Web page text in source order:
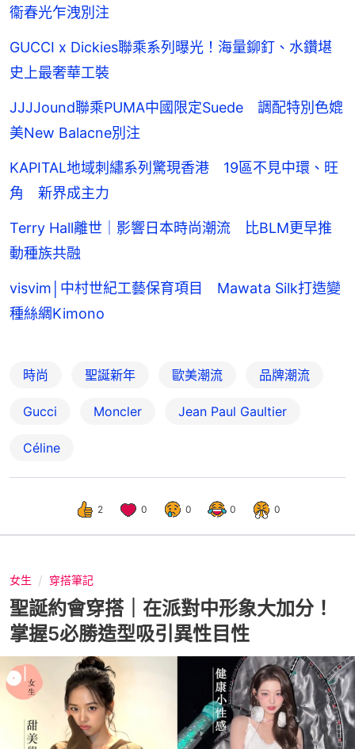
衞春光乍洩別注
GUCCI x Dickies聯乘系列曝光！海量鉚釘、水鑽堪
史上最奢華工裝
JJJJound聯乘PUMA中國限定Suede 調配特別色媲
美New Balacne別注
KAPITAL地域刺繡系列驚現香港 19區不見中環、旺
角 新界成主力
Terry Hall離世｜影響日本時尚潮流 比BLM更早推
動種族共融
visvim│中村世紀工藝保育項目 Mawata Silk打造變
種絲綢Kimono
時尚 聖誕新年 歐美潮流 品牌潮流
Gucci Moncler Jean Paul Gaultier
Céline
2 0 0 0 0
女生 穿搭筆記
聖誕約會穿搭｜在派對中形象大加分！
掌握5必勝造型吸引異性目性